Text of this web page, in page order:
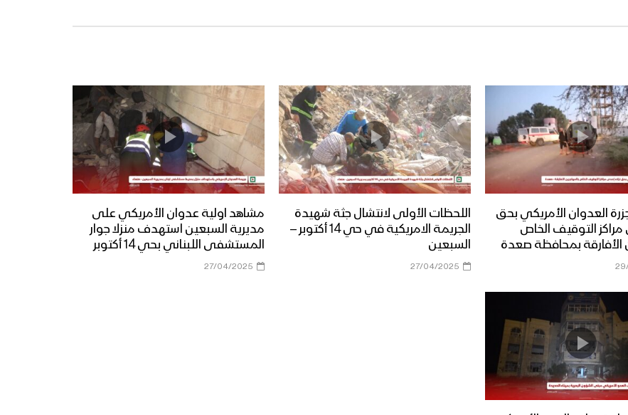
العدوان الأمريكي بحق
مراكز التوقيف الخاص
الأفارقة بمحافظة صعدة
اللحظات الأولى لانتشال جثة شهيدة
الجريمة الامريكية في حي 14 أكتوبر –
السبعين
27/04/2025
مشاهد اولية عدوان الأمريكي على
مديرية السبعين استهدف منزلا جوار
المستشفى اللبناني بحي 14 أكتوبر
27/04/2025